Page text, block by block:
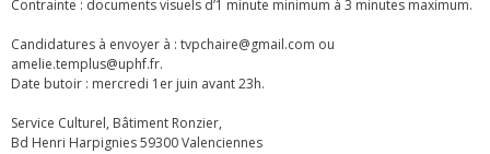
Contrainte : documents visuels d’1 minute minimum à 3 minutes maximum.
Candidatures à envoyer à : tvpchaire@gmail.com ou
amelie.templus@uphf.fr.
Date butoir : mercredi 1er juin avant 23h.
Service Culturel, Bâtiment Ronzier,
Bd Henri Harpignies 59300 Valenciennes